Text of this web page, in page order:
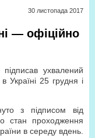
30 листопада 2017
— офіційно
ухвалений
Україні 25 грудня і
з підписом від
стан проходження
в середу вдень.